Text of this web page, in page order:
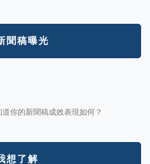
聞稿曝光
你的新聞稿成效表現如何？
想了解